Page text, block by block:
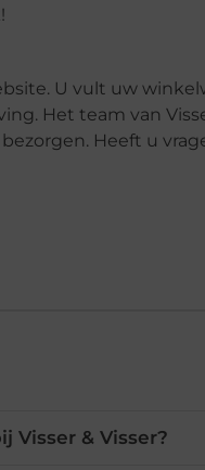
U vult uw
Het team van
Heeft u
Visser & Visser?